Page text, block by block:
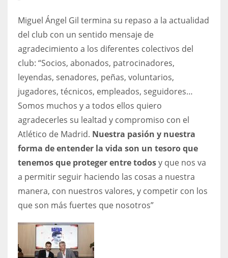
Miguel Ángel Gil termina su repaso a la actualidad
del club con un sentido mensaje de
agradecimiento a los diferentes colectivos del
club: “Socios, abonados, patrocinadores,
leyendas, senadores, peñas, voluntarios,
jugadores, técnicos, empleados, seguidores…
Somos muchos y a todos ellos quiero
agradecerles su lealtad y compromiso con el
Atlético de Madrid. Nuestra pasión y nuestra
forma de entender la vida son un tesoro que
tenemos que proteger entre todosy que nos va
a permitir seguir haciendo las cosas a nuestra
manera, con nuestros valores, y competir con los
que son más fuertes que nosotros”